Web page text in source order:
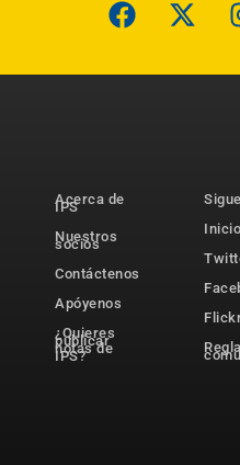
Acerca de
IPS
Nuestros
socios
Contáctenos
Apóyenos
¿Quieres
publicar
notas de
IPS?
Inicio